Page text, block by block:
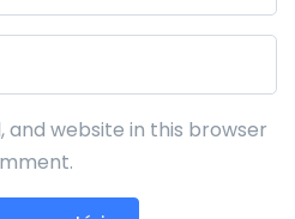
and website in this browser